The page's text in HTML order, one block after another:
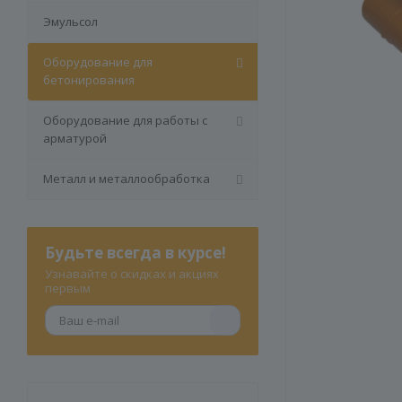
Эмульсол
Оборудование для
бетонирования
Оборудование для работы с
арматурой
Металл и металлообработка
Будьте всегда в курсе!
Узнавайте о скидках и акциях
первым